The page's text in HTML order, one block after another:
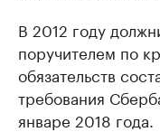
В 2012 году
поручителем по
обязательств
требования
январе 2018 года.